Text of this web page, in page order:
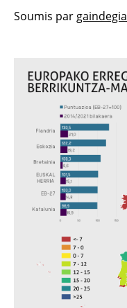
Soumis par gaindegia